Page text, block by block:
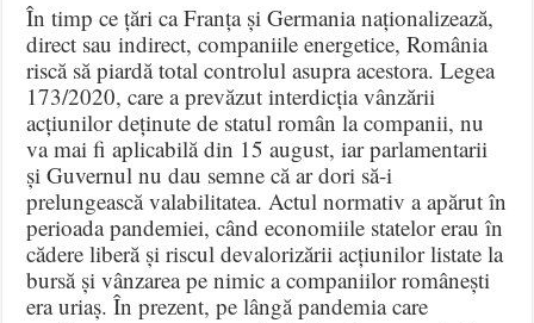
În timp ce țări ca Franța și Germania naționalizează,
direct sau indirect, companiile energetice, România
riscă să piardă total controlul asupra acestora. Legea
173/2020, care a prevăzut interdicția vânzării
acțiunilor deținute de statul român la companii, nu
va mai fi aplicabilă din 15 august, iar parlamentarii
și Guvernul nu dau semne că ar dori să-i
prelungească valabilitatea. Actul normativ a apărut în
perioada pandemiei, când economiile statelor erau în
cădere liberă și riscul devalorizării acțiunilor listate la
bursă și vânzarea pe nimic a companiilor românești
era uriaș. În prezent, pe lângă pandemia care